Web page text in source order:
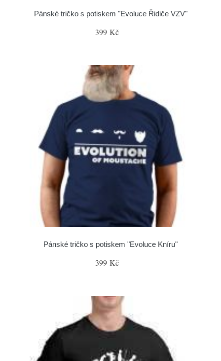
Pánské tričko s potiskem "Evoluce Řidiče VZV"
399 Kč
Pánské tričko s potiskem "Evoluce Kníru"
399 Kč